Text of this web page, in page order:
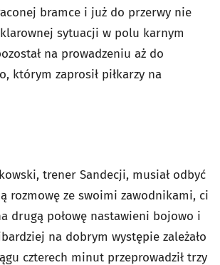
bramce i już do przerwy nie
sytuacji w polu karnym
na prowadzeniu aż do
którym zaprosił piłkarzy na
trener Sandecji, musiał odbyć
rozmowę ze swoimi zawodnikami, ci
drugą połowę nastawieni bojowo i
na dobrym występie zależało
czterech minut przeprowadził trzy